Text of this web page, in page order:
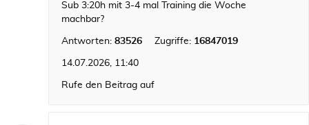
Sub 3:20h mit 3-4 mal Training die Woche
machbar?
Antworten: 83526 Zugriffe: 16847019
14.07.2026, 11:40
Rufe den Beitrag auf